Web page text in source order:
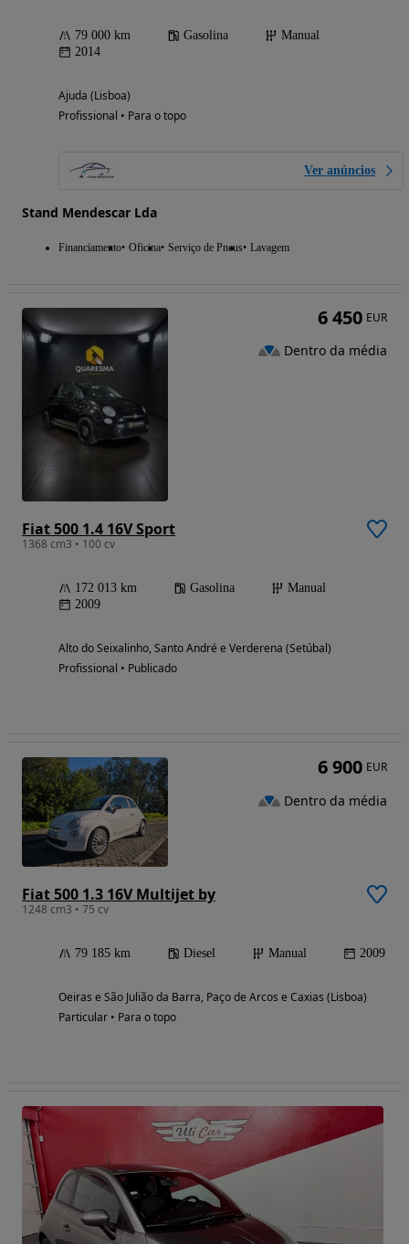
79 000 km Gasolina
Manual
2014
Ajuda (Lisboa)
Profissional • Para o topo
Ver anúncios
Stand Mendescar Lda
Financiamento Oficina Serviço de Pneus Lavagem
Fiat 500 1.4 16V Sport
1368 cm3 • 100 cv
172 013 km Gasolina
Manual
2009
Alto do Seixalinho, Santo André e Verderena (Setúbal)
Profissional • Publicado
6 450 EUR
Dentro da média
Fiat 500 1.3 16V Multijet by
1248 cm3 • 75 cv
79 185 km Diesel Manual 2009
Oeiras e São Julião da Barra, Paço de Arcos e Caxias (Lisboa)
Particular • Para o topo
6 900 EUR
Dentro da média